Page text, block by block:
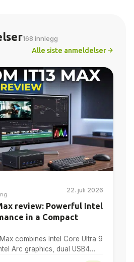
168 innlegg
Alle siste anmeldelser
22. juli 2026
review: Powerful Intel
in a Compact
combines Intel Core Ultra 9
Arc graphics, dual USB4